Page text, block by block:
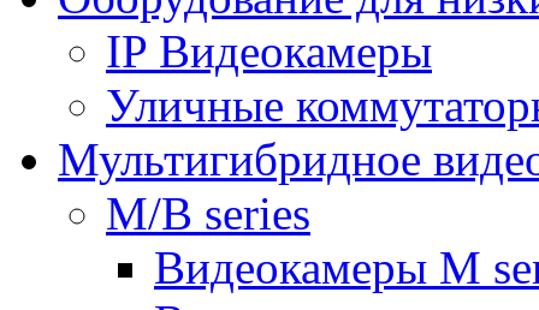
IP Видеокамеры
Уличные
Мультигибридное
M/B series
Видеокамеры M